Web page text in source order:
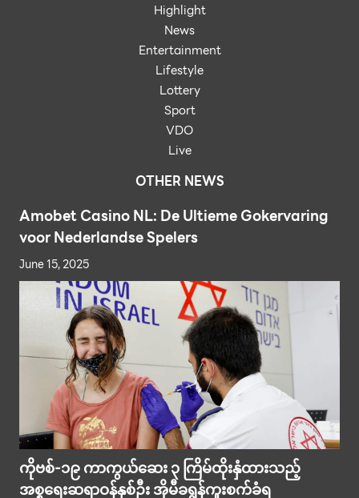
Highlight
News
Entertainment
Lifestyle
Lottery
Sport
VDO
Live
OTHER NEWS
Amobet Casino NL: De Ultieme Gokervaring
voor Nederlandse Spelers
June 15, 2025
ကိုဗစ်-၁၉ ကာကွယ်ဆေး ၃ ကြိမ်ထိုးနှံထားသည့်
အစ္စရေးဆရာဝန်နှစ်ဉီး အိုမီခရွန်ကူးစက်ခံရ